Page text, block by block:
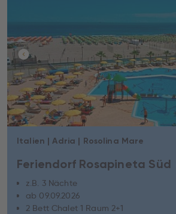
Italien | Adria | Rosolina Mare
Feriendorf Rosapineta Süd
z.B. 3 Nächte
ab 09.09.2026
2 Bett Chalet 1 Raum 2+1